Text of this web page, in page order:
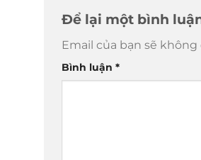
Để lại một bình
Email của bạn sẽ
Bình luận *